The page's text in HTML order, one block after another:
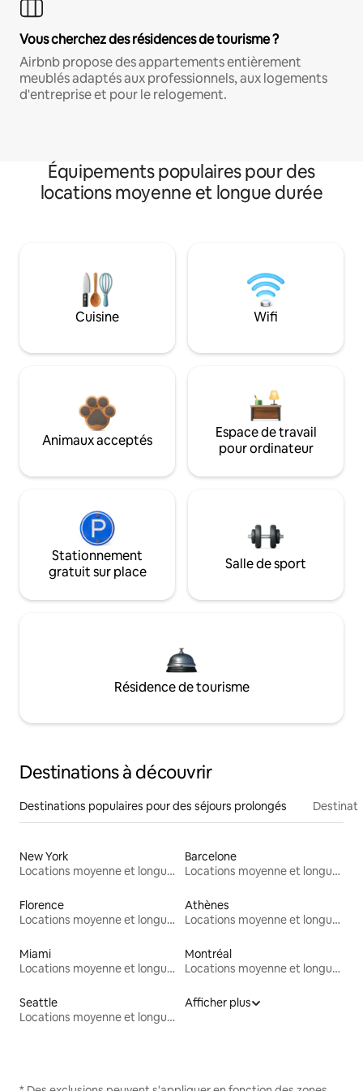
Vous cherchez des résidences de tourisme ?
Airbnb propose des appartements entièrement
meublés adaptés aux professionnels, aux logements
d'entreprise et pour le relogement.
Équipements populaires pour des
locations moyenne et longue durée
Cuisine Wifi
Animaux acceptés
Espace de travail
pour ordinateur
Stationnement
gratuit sur place
Salle de sport
Résidence de tourisme
Destinations à découvrir
Destinations populaires pour des séjours prolongés
New York
Locations moyenne et longue durée
Barcelone
Locations moyenne et longue durée
Florence
Locations moyenne et longue durée
Athènes
Locations moyenne et longue durée
Miami
Locations moyenne et longue durée
Montréal
Locations moyenne et longue durée
Seattle
Locations moyenne et longue durée
Afficher plus